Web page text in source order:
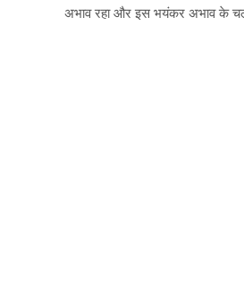
अभाव रहा और इस भयंकर अभाव के